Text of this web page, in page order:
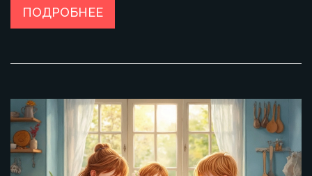
бюджета, с учётом времени и желания не нянчиться на
кухне целый день. Всё просто и по‑домашнему, без
ПОДРОБНЕЕ